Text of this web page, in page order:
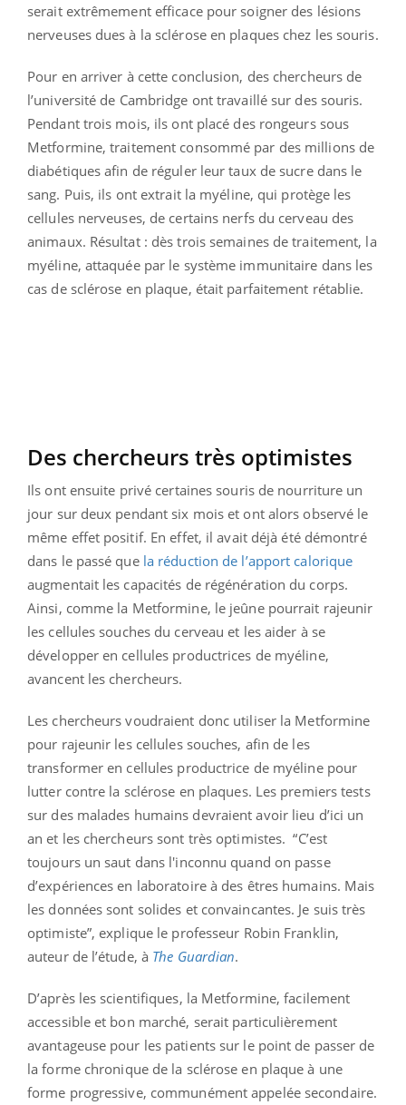
serait extrêmement efficace pour soigner des lésions
nerveuses dues à la sclérose en plaques chez les souris.
Pour en arriver à cette conclusion, des chercheurs de
l’université de Cambridge ont travaillé sur des souris.
Pendant trois mois, ils ont placé des rongeurs sous
Metformine, traitement consommé par des millions de
diabétiques afin de réguler leur taux de sucre dans le
sang. Puis, ils ont extrait la myéline, qui protège les
cellules nerveuses, de certains nerfs du cerveau des
animaux. Résultat : dès trois semaines de traitement, la
myéline, attaquée par le système immunitaire dans les
cas de sclérose en plaque, était parfaitement rétablie.
Des chercheurs très optimistes
Ils ont ensuite privé certaines souris de nourriture un
jour sur deux pendant six mois et ont alors observé le
même effet positif. En effet, il avait déjà été démontré
dans le passé que la réduction de l’apport calorique
augmentait les capacités de régénération du corps.
Ainsi, comme la Metformine, le jeûne pourrait rajeunir
les cellules souches du cerveau et les aider à se
développer en cellules productrices de myéline,
avancent les chercheurs.
Les chercheurs voudraient donc utiliser la Metformine
pour rajeunir les cellules souches, afin de les
transformer en cellules productrice de myéline pour
lutter contre la sclérose en plaques. Les premiers tests
sur des malades humains devraient avoir lieu d’ici un
an et les chercheurs sont très optimistes. “C’est
toujours un saut dans l'inconnu quand on passe
d’expériences en laboratoire à des êtres humains. Mais
les données sont solides et convaincantes. Je suis très
optimiste”, explique le professeur Robin Franklin,
auteur de l’étude, à The Guardian.
D’après les scientifiques, la Metformine, facilement
accessible et bon marché, serait particulièrement
avantageuse pour les patients sur le point de passer de
la forme chronique de la sclérose en plaque à une
forme progressive, communément appelée secondaire.